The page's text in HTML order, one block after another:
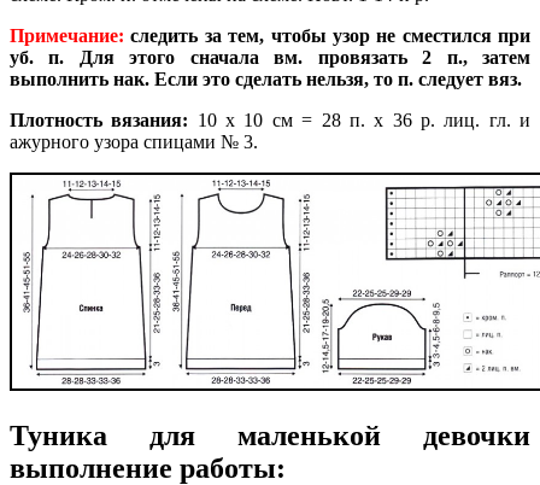
Примечание: следить за тем, чтобы узор не сместился при
уб. п. Для этого сначала вм. провязать 2 п., затем
выполнить нак. Если это сделать нельзя, то п. следует вяз.
Плотность вязания: 10 х 10 см = 28 п. х 36 р. лиц. гл. и
ажурного узора спицами № 3.
Туника для маленькой девочки
выполнение работы: